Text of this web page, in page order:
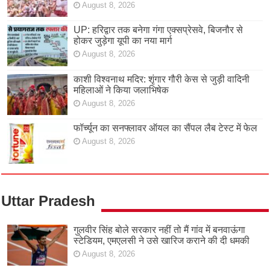
August 8, 2026
UP: हरिद्वार तक बनेगा गंगा एक्सप्रेसवे, बिजनौर से
होकर जुड़ेगा यूपी का नया मार्ग
August 8, 2026
काशी विश्वनाथ मदिर: शृंगार गौरी केस से जुड़ी वादिनी
महिलाओं ने किया जलाभिषेक
August 8, 2026
फॉर्च्यून का सनफ्लावर ऑयल का सैंपल लैब टेस्ट में फेल
August 8, 2026
Uttar Pradesh
गुलवीर सिंह बोले सरकार नहीं तो मैं गांव में बनवाऊंगा
स्टेडियम, एमएलसी ने उसे खारिज कराने की दी धमकी
August 8, 2026